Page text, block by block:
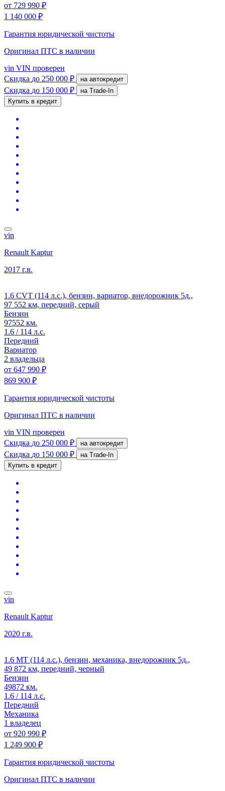
от 729 990 ₽
1 140 000 ₽
Гарантия юридической чистоты
Оригинал ПТС в наличии
vin VIN проверен
Скидка до 250 000 ₽ на автокредит
Скидка до 150 000 ₽
на Trade-In
Купить в кредит
vin
Renault Kaptur
2017 г.в.
1.6 CVT (114 л.с.), бензин, вариатор, внедорожник 5д.,
97 552 км, передний, серый
Бензин
97552 км.
1.6 / 114 л.с.
Передний
Вариатор
2 владельца
от 647 990 ₽
869 900 ₽
Гарантия юридической чистоты
Оригинал ПТС в наличии
vin VIN проверен
Скидка до 250 000 ₽ на автокредит
Скидка до 150 000 ₽
на Trade-In
Купить в кредит
vin
Renault Kaptur
2020 г.в.
1.6 MT (114 л.с.), бензин, механика, внедорожник 5д.,
49 872 км, передний, черный
Бензин
49872 км.
1.6 / 114 л.с.
Передний
Механика
1 владелец
от 920 990 ₽
1 249 900 ₽
Гарантия юридической чистоты
Оригинал ПТС в наличии